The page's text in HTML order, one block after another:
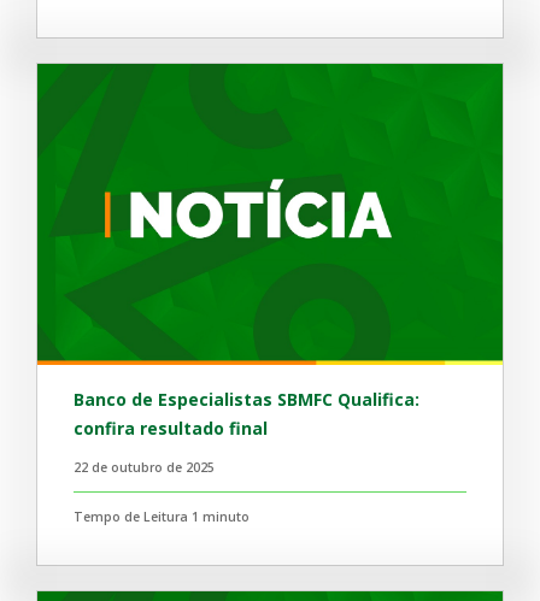
Banco de Especialistas SBMFC Qualifica:
confira resultado final
22 de outubro de 2025
Tempo de Leitura 1 minuto